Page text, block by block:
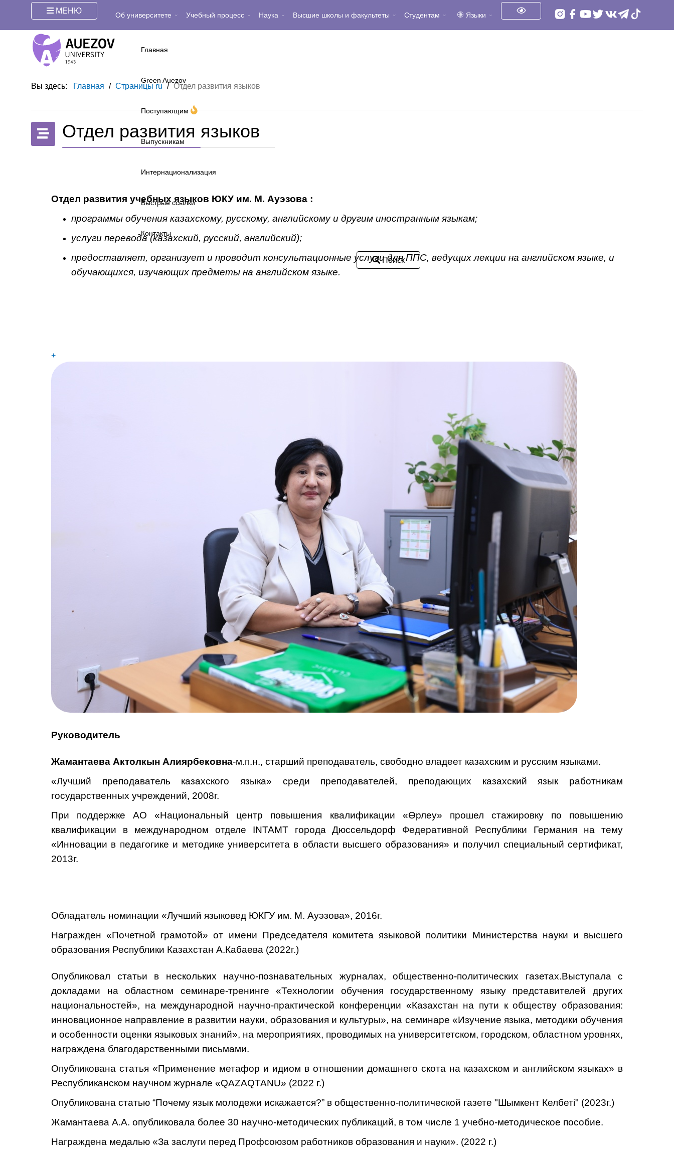
МЕНЮ Об университете Учебный процесс Наука Высшие школы и факультеты Студентам Языки
Главная
Green Auezov
Поступающим
Выпускникам
Интернационализация
Быстрые ссылки
Контакты
Поиск
Вы здесь: Главная / Страницы ru / Отдел развития языков
Отдел развития языков
Отдел развития учебных языков ЮКУ им. М. Ауэзова :
программы обучения казахскому, русскому, английскому и другим иностранным языкам;
услуги перевода (казахский, русский, английский);
предоставляет, организует и проводит консультационные услуги для ППС, ведущих лекции на английском языке, и
обучающихся, изучающих предметы на английском языке.
+
Руководитель
Жамантаева Актолкын Алиярбековна-м.п.н., старший преподаватель, свободно владеет казахским и русским языками.
«Лучший преподаватель казахского языка» среди преподавателей, преподающих казахский язык работникам
государственных учреждений, 2008г.
При поддержке АО «Национальный центр повышения квалификации «Өрлеу» прошел стажировку по повышению
квалификации в международном отделе INTAMT города Дюссельдорф Федеративной Республики Германия на тему
«Инновации в педагогике и методике университета в области высшего образования» и получил специальный сертификат,
2013г.
Обладатель номинации «Лучший языковед ЮКГУ им. М. Ауэзова», 2016г.
Награжден «Почетной грамотой» от имени Председателя комитета языковой политики Министерства науки и высшего
образования Республики Казахстан А.Кабаева (2022г.)
Опубликовал статьи в нескольких научно-познавательных журналах, общественно-политических газетах.Выступала с
докладами на областном семинаре-тренинге «Технологии обучения государственному языку представителей других
национальностей», на международной научно-практической конференции «Казахстан на пути к обществу образования:
инновационное направление в развитии науки, образования и культуры», на семинаре «Изучение языка, методики обучения
и особенности оценки языковых знаний», на мероприятиях, проводимых на университетском, городском, областном уровнях,
награждена благодарственными письмами.
Опубликована статья «Применение метафор и идиом в отношении домашнего скота на казахском и английском языках» в
Республиканском научном журнале «QAZAQTANU» (2022 г.)
Опубликована статью “Почему язык молодежи искажается?” в общественно-политической газете "Шымкент Келбеті" (2023г.)
Жамантаева А.А. опубликовала более 30 научно-методических публикаций, в том числе 1 учебно-методическое пособие.
Награждена медалью «За заслуги перед Профсоюзом работников образования и науки». (2022 г.)